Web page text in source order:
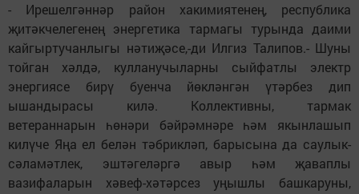
- Ирешелгәннәр район хакимиятенең, республика
җитәкчелегенең энергетика тармагы турында даими
кайгыртучанлыгы нәтиҗәсе,-ди Илгиз Талипов.- Шуны
тойган хәлдә, кулланучыларны сыйфатлы электр
энергиясе бирү буенча йөкләнгән үтәрбез дип
ышандырасы килә. Коллективны, тармак
ветераннарын һөнәри бәйрәмнәре һәм якынлашып
килүче Яңа ел белән тәбрикләп, барысына да саулык-
сәламәтлек, эштәгеләргә авыр һәм җаваплы
вазифаларын хәвеф-хәтәрсез уңышлы башкаруны,